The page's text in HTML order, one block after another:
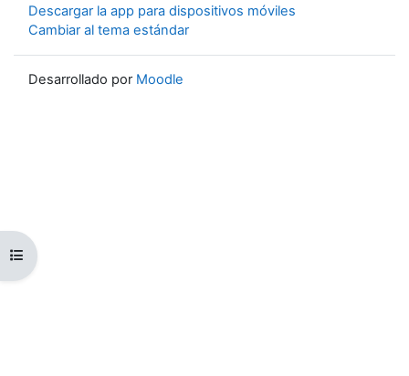
Abrir índice del curso
Descargar la app para dispositivos móviles
Cambiar al tema estándar
Desarrollado por Moodle